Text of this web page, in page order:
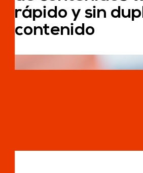
rápido y sin
contenido